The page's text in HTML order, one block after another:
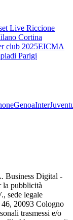
Live Riccione
Cortina
club 2025EICMA
Parigi
GenoaInter
Business Digital -
la pubblicità
sede legale
20093 Cologno
trasmessi e/o